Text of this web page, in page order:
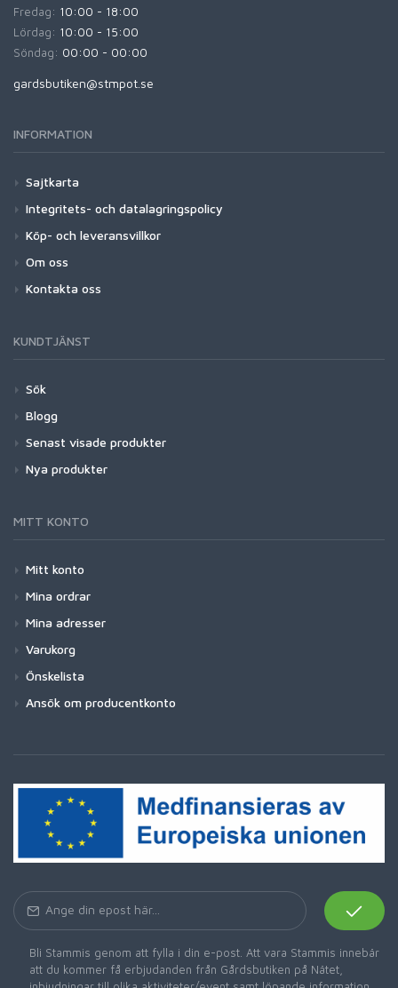
Fredag: 10:00 - 18:00
Lördag: 10:00 - 15:00
Söndag: 00:00 - 00:00
gardsbutiken@stmpot.se
INFORMATION
Sajtkarta
Integritets- och datalagringspolicy
Köp- och leveransvillkor
Om oss
Kontakta oss
KUNDTJÄNST
Sök
Blogg
Senast visade produkter
Nya produkter
MITT KONTO
Mitt konto
Mina ordrar
Mina adresser
Varukorg
Önskelista
Ansök om producentkonto
Bli Stammis genom att fylla i din e-post. Att vara Stammis innebär
att du kommer få erbjudanden från Gårdsbutiken på Nätet,